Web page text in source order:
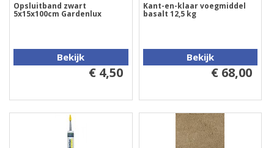
Opsluitband zwart
5x15x100cm Gardenlux
Bekijk
€ 4,50
Kant-en-klaar voegmiddel
basalt 12,5 kg
Bekijk
€ 68,00